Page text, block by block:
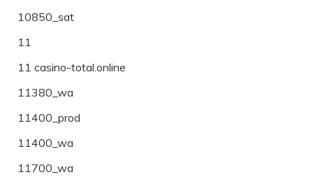
10850_sat
11
11 casino-total.online
11380_wa
11400_prod
11400_wa
11700_wa